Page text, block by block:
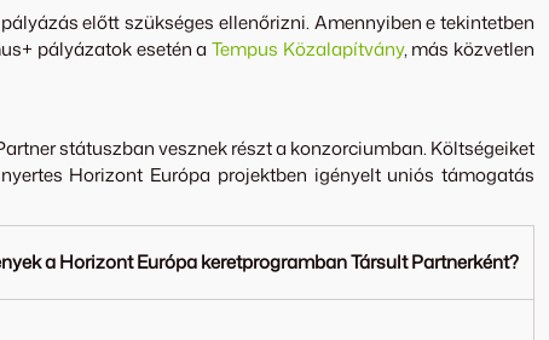
előtt szükséges ellenőrizni. Amennyiben e tekintetben
pályázatok esetén a Tempus Közalapítvány, más közvetlen
státuszban vesznek részt a konzorciumban. Költségeiket
Horizont Európa projektben igényelt uniós támogatás
a Horizont Európa keretprogramban Társult Partnerként?